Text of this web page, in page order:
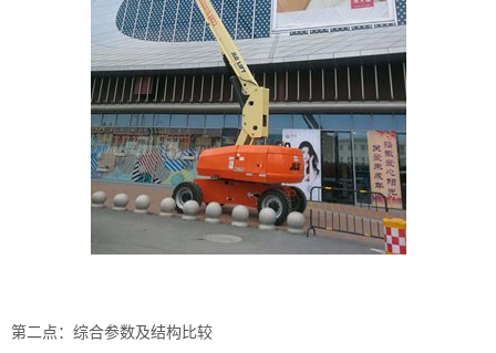
第二点：综合参数及结构比较